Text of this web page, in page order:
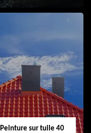
Nettoyage
demoussage
toiture 40
Peinture sur tuile 40